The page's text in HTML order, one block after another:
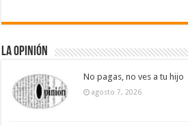
La Opinión
No pagas, no ves a tu hijo
agosto 7, 2026